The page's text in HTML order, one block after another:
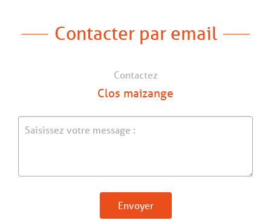
Contacter par email
Contactez
Clos maizange
Envoyer